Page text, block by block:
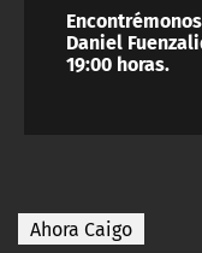
Daniel
19:00 horas.
Ahora Caigo